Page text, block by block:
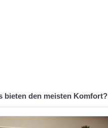
bieten den meisten Komfort?